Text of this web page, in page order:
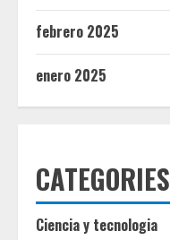
febrero 2025
enero 2025
CATEGORIES
Ciencia y tecnologia